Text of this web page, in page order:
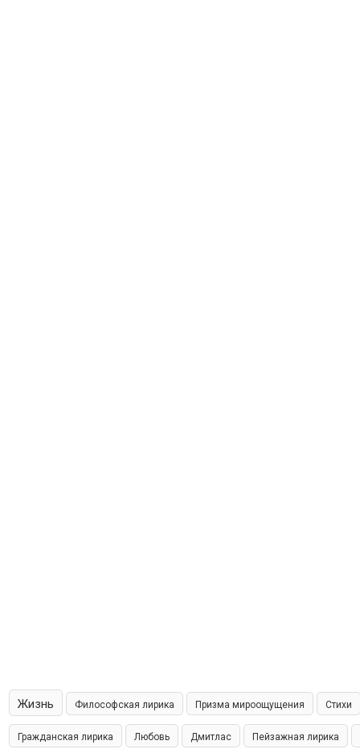
Жизнь Философская лирика Призма мироощущения Стихи
Гражданская лирика Любовь Дмитлас Пейзажная лирика